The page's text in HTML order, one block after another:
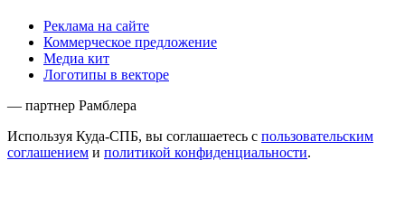
Реклама на сайте
Коммерческое предложение
Медиа кит
Логотипы в векторе
— партнер Рамблера
Используя Куда-СПБ, вы соглашаетесь с пользовательским
соглашением и политикой конфиденциальности.